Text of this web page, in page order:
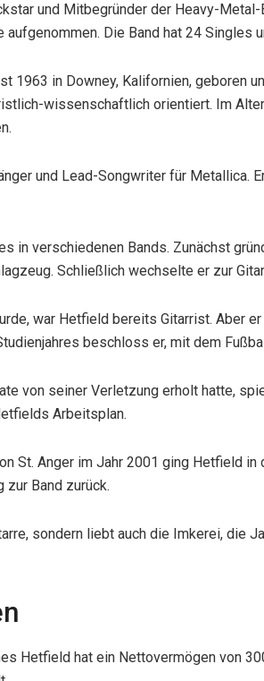
und Mitbegründer der Heavy-
aufgenommen. Die Band hat 24
1963 in Downey, Kalifornien, geboren
wissenschaftlich orientiert. Im
und Lead-Songwriter für Metallica.
in verschiedenen Bands. Zunächst
Schließlich wechselte er zur
war Hetfield bereits Gitarrist. Aber
beschloss er, mit dem
von seiner Verletzung erholt hatte,
Arbeitsplan.
St. Anger im Jahr 2001 ging Hetfield
zur Band zurück.
sondern liebt auch die Imkerei, die
Hetfield hat ein Nettovermögen von